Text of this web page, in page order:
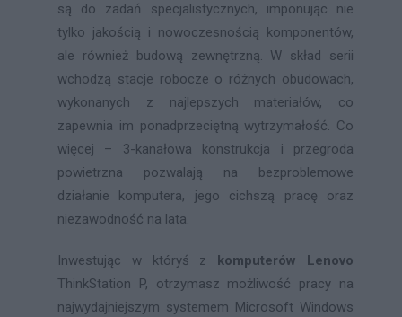
są do zadań specjalistycznych, imponując nie
tylko jakością i nowoczesnością komponentów,
ale również budową zewnętrzną. W skład serii
wchodzą stacje robocze o różnych obudowach,
wykonanych z najlepszych materiałów, co
zapewnia im ponadprzeciętną wytrzymałość. Co
więcej – 3-kanałowa konstrukcja i przegroda
powietrzna pozwalają na bezproblemowe
działanie komputera, jego cichszą pracę oraz
niezawodność na lata.
Inwestując w któryś z komputerów Lenovo
ThinkStation P, otrzymasz możliwość pracy na
najwydajniejszym systemem Microsoft Windows